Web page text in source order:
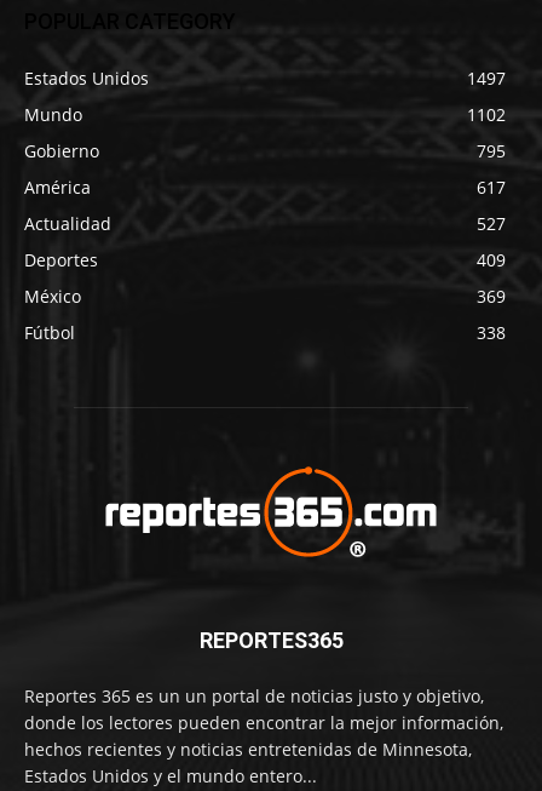
POPULAR CATEGORY
Estados Unidos
1497
Mundo
1102
Gobierno
795
América
617
Actualidad
527
Deportes
409
México
369
Fútbol
338
REPORTES365
Reportes 365 es un un portal de noticias justo y objetivo,
donde los lectores pueden encontrar la mejor información,
hechos recientes y noticias entretenidas de Minnesota,
Estados Unidos y el mundo entero...